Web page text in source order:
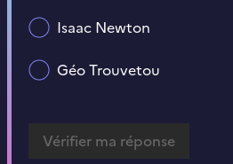
Isaac Newton
Géo Trouvetou